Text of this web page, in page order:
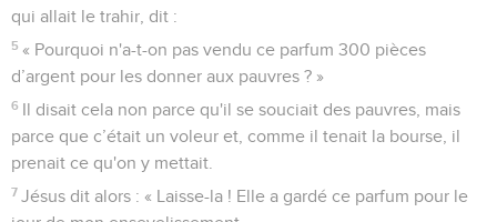
qui allait le trahir, dit :
5 « Pourquoi n'a-t-on pas vendu ce parfum 300 pièces
d’argent pour les donner aux pauvres ? »
6 Il disait cela non parce qu'il se souciait des pauvres, mais
parce que c’était un voleur et, comme il tenait la bourse, il
prenait ce qu'on y mettait.
7 Jésus dit alors : « Laisse-la ! Elle a gardé ce parfum pour le